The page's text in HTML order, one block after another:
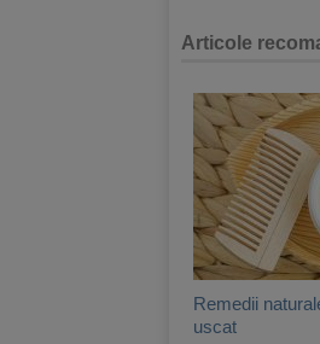
Articole
Remedii
uscat